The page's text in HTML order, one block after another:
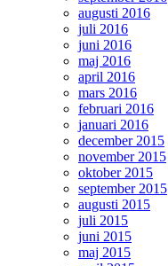
augusti 2016
juli 2016
juni 2016
maj 2016
april 2016
mars 2016
februari 2016
januari 2016
december 2015
november 2015
oktober 2015
september 2015
augusti 2015
juli 2015
juni 2015
maj 2015